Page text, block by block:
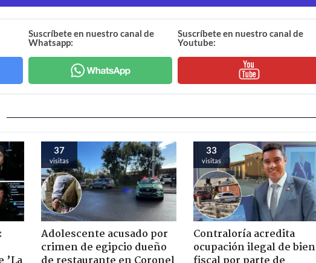
Suscríbete en nuestro canal de
Whatsapp:
Suscríbete en nuestro canal de
Youtube:
37
visitas
Adolescente acusado por
crimen de egipcio dueño
33
visitas
Contraloría acredita
ocupación ilegal de bien